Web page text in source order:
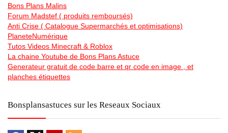
Bons Plans Malins
Forum Madstef ( produits remboursés)
Anti Crise ( Catalogue Supermarchés et optimisations)
PlaneteNumérique
Tutos Videos Minecraft & Roblox
La chaine Youtube de Bons Plans Astuce
Generateur gratuit de code barre et qr code en image , et
planches étiquettes
Bonsplansastuces sur les Reseaux Sociaux